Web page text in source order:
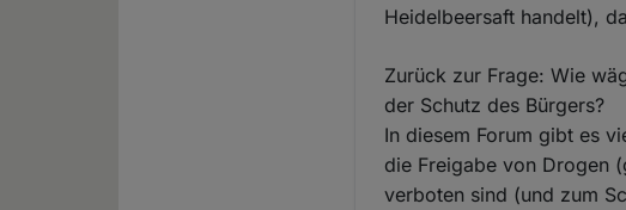
Heidelbeersaft handelt),
Zurück zur Frage: Wie
der Schutz des Bürgers?
In diesem Forum gibt es
die Freigabe von Drogen
verboten sind (und zum